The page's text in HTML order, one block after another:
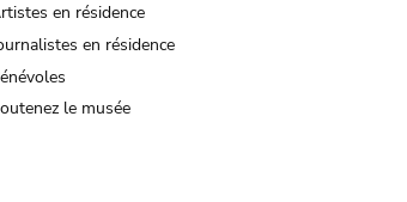
en résidence
en résidence
le musée